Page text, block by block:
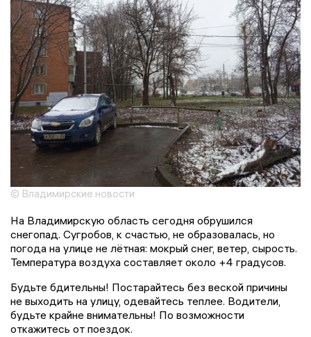
© Владимирские новости
На Владимирскую область сегодня обрушился
снегопад. Сугробов, к счастью, не образовалась, но
погода на улице не лётная: мокрый снег, ветер, сырость.
Температура воздуха составляет около +4 градусов.
Будьте бдительны! Постарайтесь без веской причины
не выходить на улицу, одевайтесь теплее. Водители,
будьте крайне внимательны! По возможности
откажитесь от поездок.